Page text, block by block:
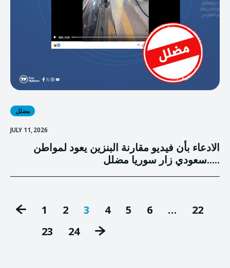
مضلل
JULY 11, 2026
الادعاء بأن فيديو مقارنة البنزين يعود لمواطن
سعودي زار سوريا مضلل.....
1 2 3 4 5 6 …
22
23
24